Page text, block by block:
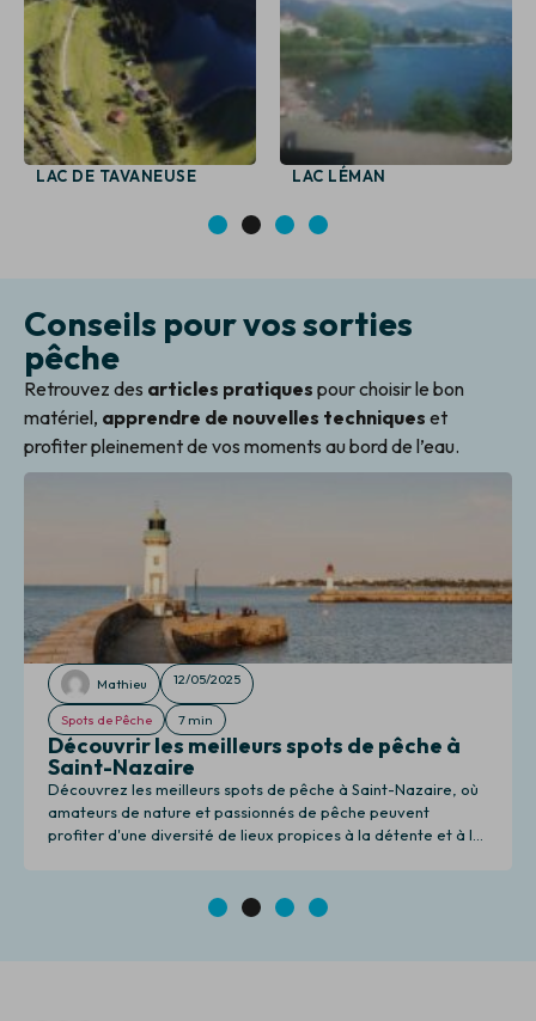
LAC DE TAVANEUSE LAC LÉMAN
3 4
Conseils pour vos sorties
pêche
Retrouvez des articles pratiques pour choisir le bon
matériel, apprendre de nouvelles techniques et
profiter pleinement de vos moments au bord de l’eau.
Mathieu 12/05/2025
Spots de Pêche 7 min
Découvrir les meilleurs spots de pêche à
Saint-Nazaire
Découvrez les meilleurs spots de pêche à Saint-Nazaire, où
amateurs de nature et passionnés de pêche peuvent
profiter d'une diversité de lieux propices à la détente et à la
3 4